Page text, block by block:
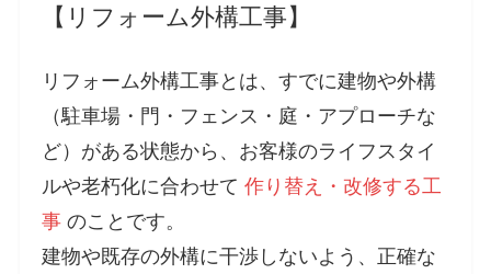
【リフォーム外構工事】
リフォーム外構工事とは、すでに建物や外構
（駐車場・門・フェンス・庭・アプローチな
ど）がある状態から、お客様のライフスタイ
ルや老朽化に合わせて 作り替え・改修する工
事 のことです。
建物や既存の外構に干渉しないよう、 正確な